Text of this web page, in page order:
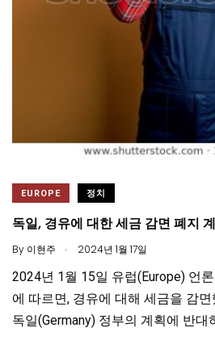
EUROPE 정치
독일, 경유에 대한 세금 감면 폐지
By 이현주 . 2024년 1월 17일
2024년 1월 15일 유럽(Europe) 언
에 따르면, 경유에 대해 세금을 감
독일(Germany) 정부의 계획에 반대